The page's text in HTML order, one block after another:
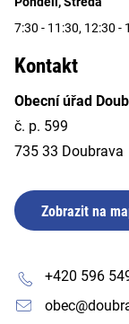
7:30 - 11:30, 12:30 -
Kontakt
Obecní úřad
č. p. 599
735 33 Doubrava
Zobrazit na
+420 596